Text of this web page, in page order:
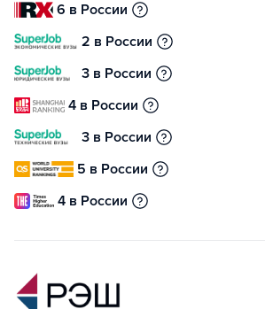
6 в России
2 в России
3 в России
4 в России
3 в России
5 в России
4 в России